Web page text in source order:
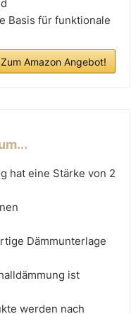
Basis für funktionale
Zum Amazon Angebot!
hat eine Stärke von 2
Dämmunterlage
ist
werden nach